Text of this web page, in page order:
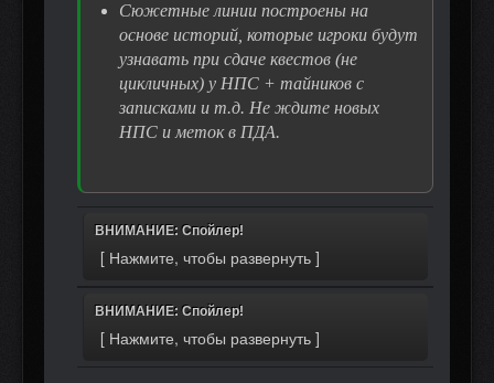
Сюжетные линии построены на
основе историй, которые игроки будут
узнавать при сдаче квестов (не
цикличных) у НПС + тайников с
записками и т.д. Не ждите новых
НПС и меток в ПДА.
ВНИМАНИЕ: Спойлер!
ВНИМАНИЕ: Спойлер!